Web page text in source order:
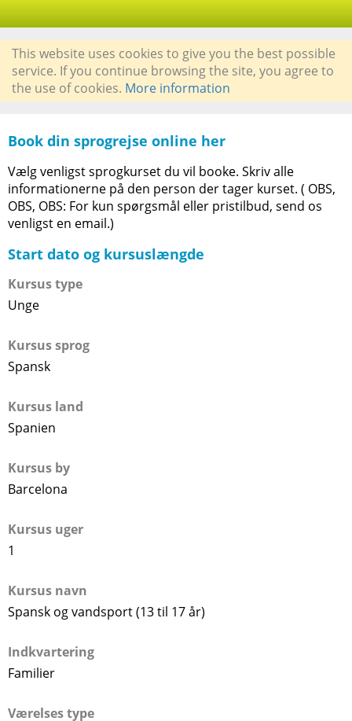
This website uses cookies to give you the best possible
service. If you continue browsing the site, you agree to
the use of cookies. More information
Book din sprogrejse online her
Vælg venligst sprogkurset du vil booke. Skriv alle
informationerne på den person der tager kurset. ( OBS,
OBS, OBS: For kun spørgsmål eller pristilbud, send os
venligst en email.)
Start dato og kursuslængde
Kursus type
Unge
Kursus sprog
Spansk
Kursus land
Spanien
Kursus by
Barcelona
Kursus uger
1
Kursus navn
Spansk og vandsport (13 til 17 år)
Indkvartering
Familier
Værelses type